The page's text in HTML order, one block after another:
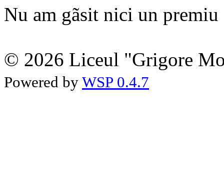
Nu am gãsit nici un premiu
© 2026 Liceul "Grigore
Powered by WSP 0.4.7